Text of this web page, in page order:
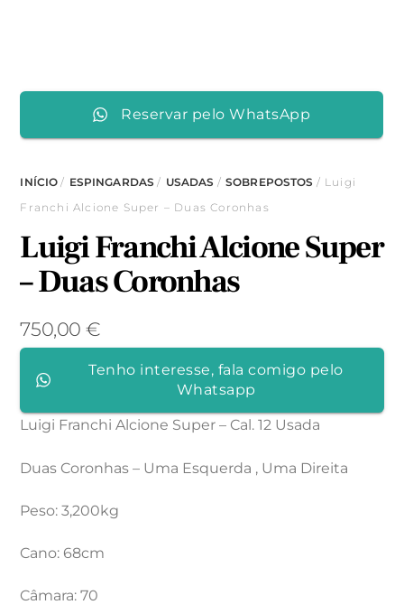
Reservar pelo WhatsApp
INÍCIO/ ESPINGARDAS / USADAS /SOBREPOSTOS / Luigi
Franchi Alcione Super – Duas Coronhas
Luigi Franchi Alcione Super
– Duas Coronhas
750,00 €
Tenho interesse, fala comigo pelo
Whatsapp
Luigi Franchi Alcione Super – Cal. 12 Usada
Duas Coronhas – Uma Esquerda , Uma Direita
Peso: 3,200kg
Cano: 68cm
Câmara: 70